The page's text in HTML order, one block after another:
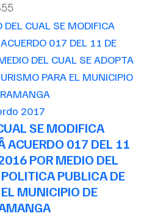
2017
SE MODIFICA
ACUERDO 017 DEL 11
POR MEDIO DEL
PUBLICA DE
MUNICIPIO DE